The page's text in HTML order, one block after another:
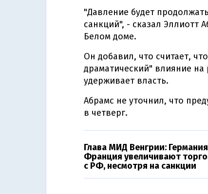
"Давление будет
санкций", - сказал Эллиотт
Белом доме.
Он добавил, что считает,
драматический" влияние
удерживает власть.
Абрамс не уточнил, что
в четверг.
Глава МИД Венгрии:
Франция увеличивают
с РФ, несмотря на санкции